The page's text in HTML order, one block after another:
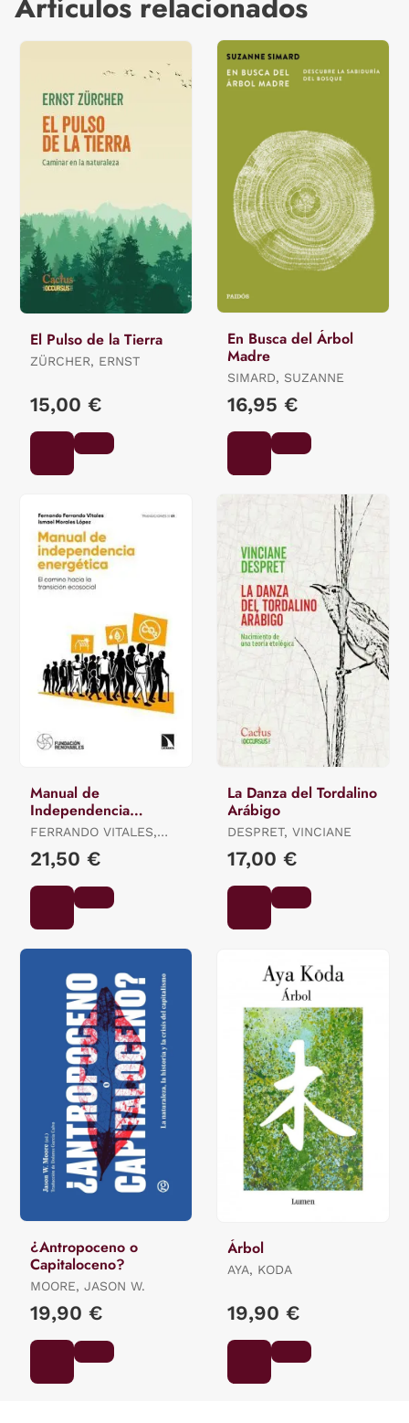
El Pulso de la Tierra
ZÜRCHER, ERNST
15,00 €
En Busca del Árbol
Madre
SIMARD, SUZANNE
16,95 €
Manual de
Independencia
Energética
FERRANDO VITALES,
FERNANDO / MORALES
LÓPEZ, ISMAEL
21,50 €
La Danza del Tordalino
Arábigo
DESPRET, VINCIANE
17,00 €
¿Antropoceno o
Capitaloceno?
MOORE, JASON W.
19,90 €
Árbol
AYA, KODA
19,90 €